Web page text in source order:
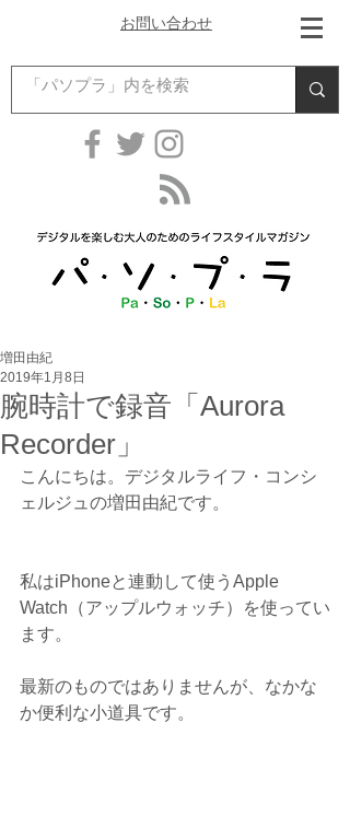
お問い合わせ
腕時計で録音「Aurora
Recorder」
増田由紀
2019年1月8日
こんにちは。デジタルライフ・コンシ
ェルジュの増田由紀です。
私はiPhoneと連動して使うApple
Watch（アップルウォッチ）を使ってい
ます。
最新のものではありませんが、なかな
か便利な小道具です。